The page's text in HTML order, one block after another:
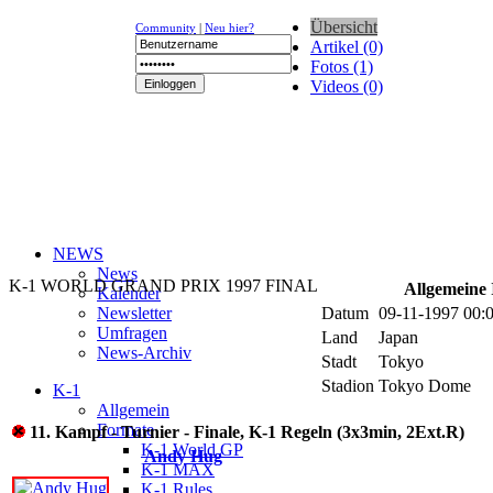
Community | Neu hier?
NEWS
News
Kalender
Newsletter
Umfragen
News-Archiv
K-1
Allgemein
Formate
K-1 World GP
K-1 MAX
K-1 Rules
Übersicht
Artikel (0)
Fotos (1)
Videos (0)
K-1 WORLD GRAND PRIX 1997 FINAL
Datum 09-11-1997
Land
Japan
Stadt
Tokyo
Stadion Tokyo Dome
11. Kampf - Turnier - Finale, K-1 Regeln (3x3min, 2Ext.R)
Andy Hug